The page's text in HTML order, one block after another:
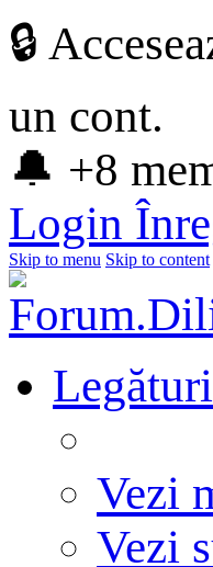
🔒
un cont.
🔔 +8
Login
Skip to menu Skip to content
Vezi
Vezi